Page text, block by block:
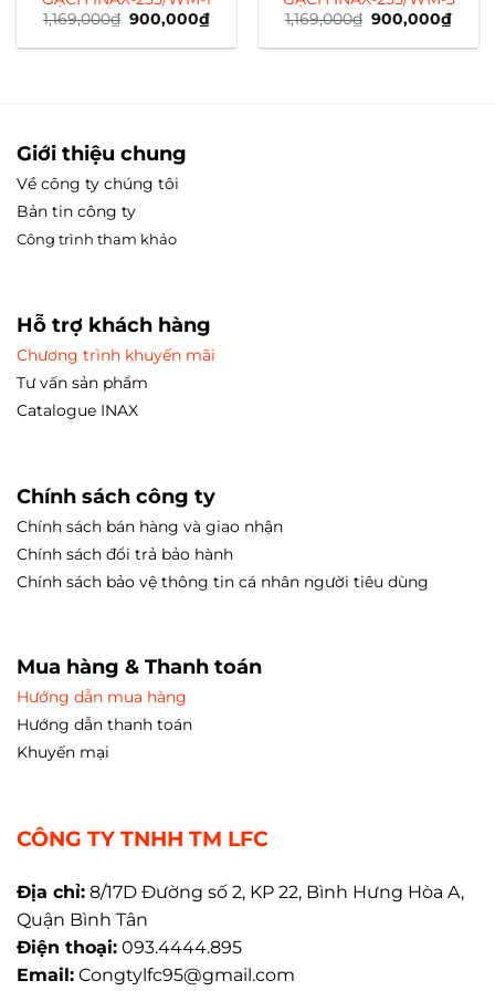
1,169,000₫ Giá
là:
900,000₫
tại
1,169,000₫ Giá
là:
900,000₫
tại
Giới thiệu chung
Về công ty chúng tôi
Bản tin công ty
Công trình tham khảo
Hỗ trợ khách hàng
Chương trình khuyến mãi
Tư vấn sản phẩm
Catalogue INAX
Chính sách công ty
Chính sách bán hàng và giao nhận
Chính sách đổi trả bảo hành
Chính sách bảo vệ thông tin cá nhân người tiêu dùng
Mua hàng & Thanh toán
Hướng dẫn mua hàng
Hướng dẫn thanh toán
Khuyến mại
CÔNG TY TNHH TM LFC
Địa chỉ: 8/17D Đường số 2, KP 22, Bình Hưng Hòa A,
Quận Bình Tân
Điện thoại: 093.4444.895
Email: Congtylfc95@gmail.com